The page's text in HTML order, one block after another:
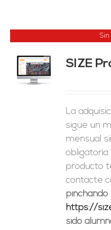
Sin
SIZE
La
sigue un
mensual
producto
contacte
https://
sido